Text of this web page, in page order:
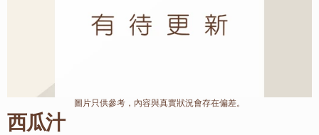
西瓜汁
圖片只供參考，內容與真實狀況會存在偏差。